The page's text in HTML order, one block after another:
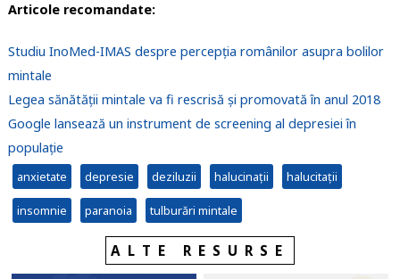
Articole recomandate:
Studiu InoMed-IMAS despre percepția românilor asupra bolilor
mintale
Legea sănătății mintale va fi rescrisă și promovată în anul 2018
Google lansează un instrument de screening al depresiei în
populație
anxietate depresie deziluzii halucinații halucitații
insomnie paranoia tulburări mintale
ALTE RESURSE